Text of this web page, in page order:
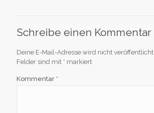
Schreibe einen Kommentar
Deine E-Mail-Adresse wird nicht veröffentlicht.
Felder sind mit * markiert
Kommentar *